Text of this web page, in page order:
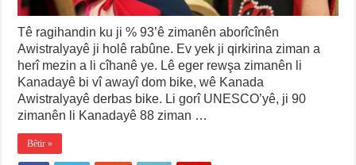
Tê ragihandin ku ji % 93’ê zimanên aborîcînên
Awistralyayê ji holê rabûne. Ev yek ji qirkirina ziman a
herî mezin a li cîhanê ye. Lê eger rewşa zimanên li
Kanadayê bi vî awayî dom bike, wê Kanada
Awistralyayê derbas bike. Li gorî UNESCO’yê, ji 90
zimanên li Kanadayê 88 ziman …
Bêtir »